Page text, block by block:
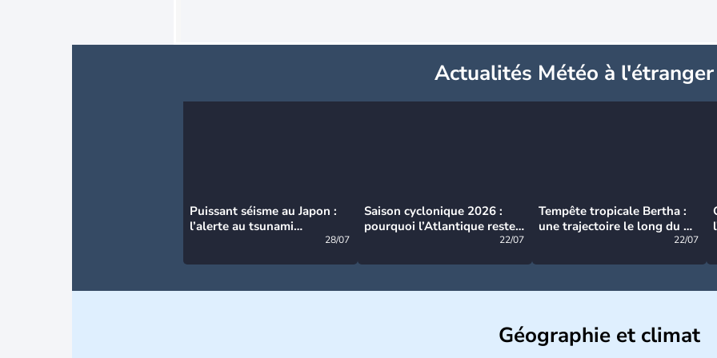
Actualités Météo à l'étranger
Puissant séisme au Japon :
l’alerte au tsunami
28/07
Saison cyclonique 2026 :
pourquoi l’Atlantique reste
22/07
Tempête tropicale Bertha :
une trajectoire le long du du
22/07
Géographie et climat